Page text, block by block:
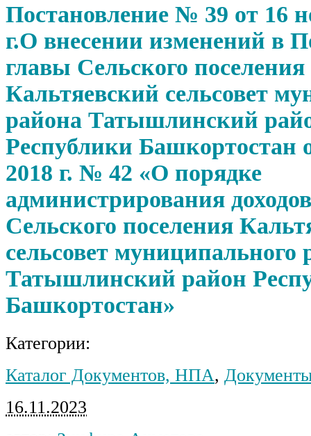
Постановление № 39 от 16
г.О внесении изменений в
главы Сельского поселения
Кальтяевский сельсовет
района Татышлинский
Республики Башкортостан
2018 г. № 42 «О порядке
администрирования
Сельского поселения
сельсовет муниципального
Татышлинский район
Башкортостан»
Категории:
Каталог Документов, НПА,
16.11.2023